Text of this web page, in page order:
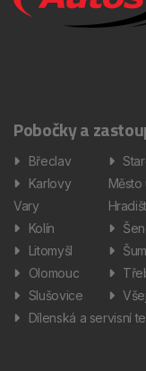
Pobočky a
Břeclav
Karlovy
Vary
Kolín
Litomyšl
Olomouc
Slušovice
Město
Dílenská a servisní